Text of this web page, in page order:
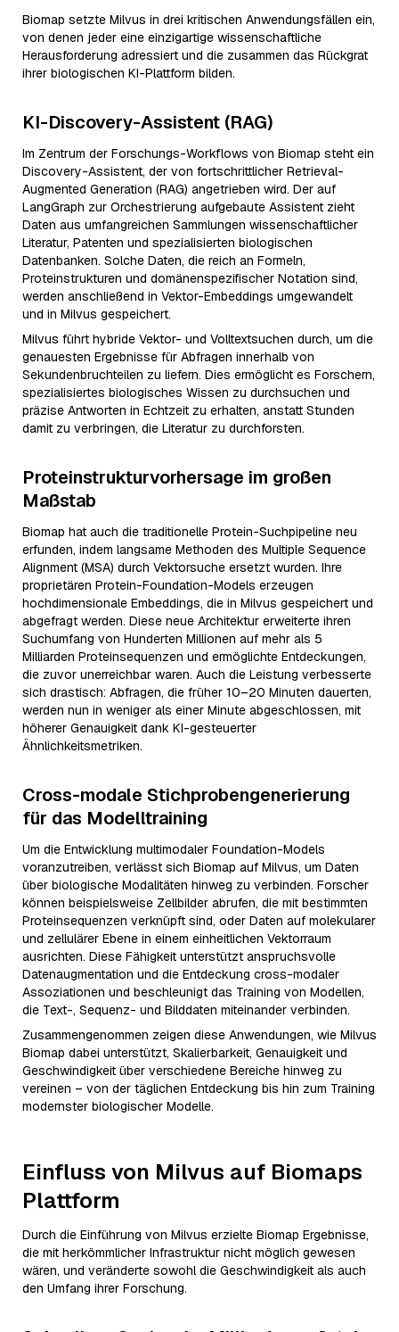
Biomap setzte Milvus in drei kritischen Anwendungsfällen ein,
von denen jeder eine einzigartige wissenschaftliche
Herausforderung adressiert und die zusammen das Rückgrat
ihrer biologischen KI-Plattform bilden.
KI-Discovery-Assistent (RAG)
Im Zentrum der Forschungs-Workflows von Biomap steht ein
Discovery-Assistent, der von fortschrittlicher Retrieval-
Augmented Generation (RAG) angetrieben wird. Der auf
LangGraph zur Orchestrierung aufgebaute Assistent zieht
Daten aus umfangreichen Sammlungen wissenschaftlicher
Literatur, Patenten und spezialisierten biologischen
Datenbanken. Solche Daten, die reich an Formeln,
Proteinstrukturen und domänenspezifischer Notation sind,
werden anschließend in Vektor-Embeddings umgewandelt
und in Milvus gespeichert.
Milvus führt hybride Vektor- und Volltextsuchen durch, um die
genauesten Ergebnisse für Abfragen innerhalb von
Sekundenbruchteilen zu liefern. Dies ermöglicht es Forschern,
spezialisiertes biologisches Wissen zu durchsuchen und
präzise Antworten in Echtzeit zu erhalten, anstatt Stunden
damit zu verbringen, die Literatur zu durchforsten.
Proteinstrukturvorhersage im großen
Maßstab
Biomap hat auch die traditionelle Protein-Suchpipeline neu
erfunden, indem langsame Methoden des Multiple Sequence
Alignment (MSA) durch Vektorsuche ersetzt wurden. Ihre
proprietären Protein-Foundation-Models erzeugen
hochdimensionale Embeddings, die in Milvus gespeichert und
abgefragt werden. Diese neue Architektur erweiterte ihren
Suchumfang von Hunderten Millionen auf mehr als 5
Milliarden Proteinsequenzen und ermöglichte Entdeckungen,
die zuvor unerreichbar waren. Auch die Leistung verbesserte
sich drastisch: Abfragen, die früher 10–20 Minuten dauerten,
werden nun in weniger als einer Minute abgeschlossen, mit
höherer Genauigkeit dank KI-gesteuerter
Ähnlichkeitsmetriken.
Cross-modale Stichprobengenerierung
für das Modelltraining
Um die Entwicklung multimodaler Foundation-Models
voranzutreiben, verlässt sich Biomap auf Milvus, um Daten
über biologische Modalitäten hinweg zu verbinden. Forscher
können beispielsweise Zellbilder abrufen, die mit bestimmten
Proteinsequenzen verknüpft sind, oder Daten auf molekularer
und zellulärer Ebene in einem einheitlichen Vektorraum
ausrichten. Diese Fähigkeit unterstützt anspruchsvolle
Datenaugmentation und die Entdeckung cross-modaler
Assoziationen und beschleunigt das Training von Modellen,
die Text-, Sequenz- und Bilddaten miteinander verbinden.
Zusammengenommen zeigen diese Anwendungen, wie Milvus
Biomap dabei unterstützt, Skalierbarkeit, Genauigkeit und
Geschwindigkeit über verschiedene Bereiche hinweg zu
vereinen – von der täglichen Entdeckung bis hin zum Training
modernster biologischer Modelle.
Einfluss von Milvus auf Biomaps
Plattform
Durch die Einführung von Milvus erzielte Biomap Ergebnisse,
die mit herkömmlicher Infrastruktur nicht möglich gewesen
wären, und veränderte sowohl die Geschwindigkeit als auch
den Umfang ihrer Forschung.